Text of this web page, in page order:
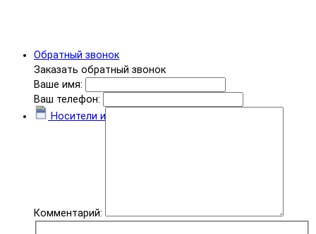
Обратный звонок
Заказать обратный звонок
Ваше имя:
Ваш телефон:
Комментарий:
Носители информации